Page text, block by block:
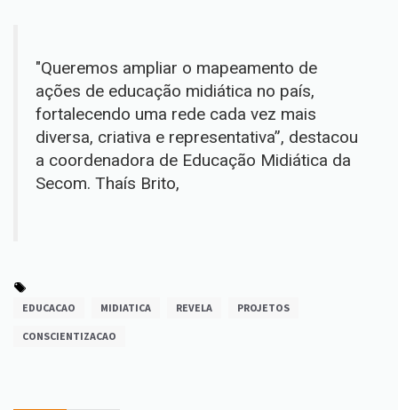
"Queremos ampliar o mapeamento de
ações de educação midiática no país,
fortalecendo uma rede cada vez mais
diversa, criativa e representativa”, destacou
a coordenadora de Educação Midiática da
Secom. Thaís Brito,
EDUCACAO MIDIATICA REVELA PROJETOS
CONSCIENTIZACAO